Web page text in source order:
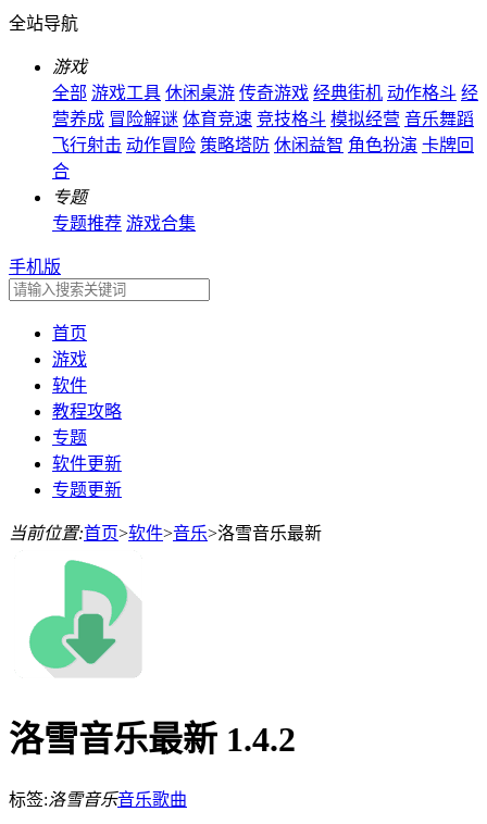
全站导航
游戏
全部 游戏工具 休闲桌游 传奇游戏 经典街机 动作格斗 经
营养成 冒险解谜 体育竞速 竞技格斗 模拟经营 音乐舞蹈
飞行射击 动作冒险 策略塔防 休闲益智 角色扮演 卡牌回
合
专题
专题推荐 游戏合集
手机版
首页
游戏
软件
教程攻略
专题
软件更新
专题更新
当前位置:首页>软件>音乐>洛雪音乐最新
洛雪音乐最新 1.4.2
标签:洛雪音乐音乐歌曲